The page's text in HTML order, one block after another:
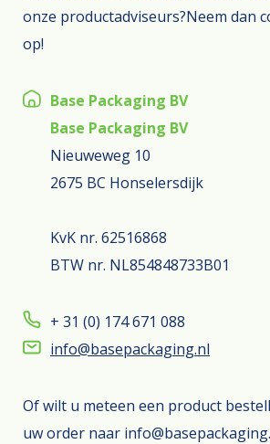
onze productadviseurs?Neem dan
op!
Base Packaging BV
Base Packaging BV
Nieuweweg 10
2675 BC Honselersdijk
KvK nr. 62516868
BTW nr. NL854848733B01
+ 31 (0) 174 671 088
info@basepackaging.nl
Of wilt u meteen een product
uw order naar